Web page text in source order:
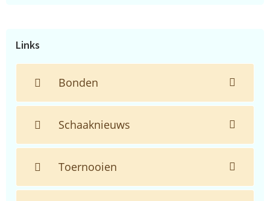
Links
Bonden
Schaaknieuws
Toernooien